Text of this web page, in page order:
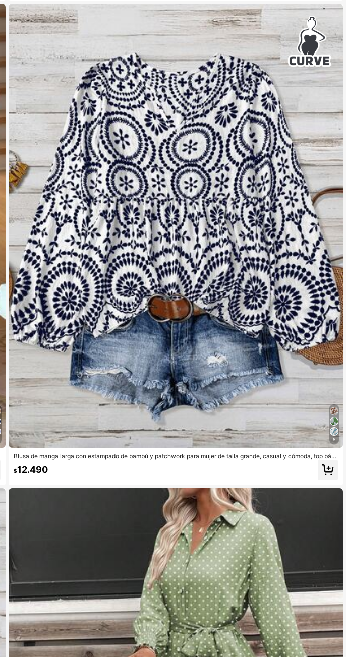
5
Blusa de manga larga con estampado de bambú y patchwork para mujer de talla grande, casual y cómoda, top bási
$12.490